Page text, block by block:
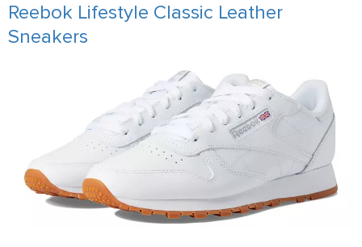
Reebok Lifestyle Classic Leather
Sneakers